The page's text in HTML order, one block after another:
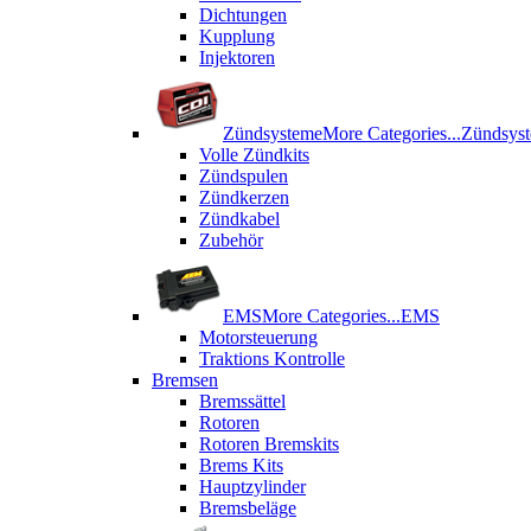
Dichtungen
Kupplung
Injektoren
ZündsystemeMore Categories...
Volle Zündkits
Zündspulen
Zündkerzen
Zündkabel
Zubehör
EMSMore Categories...EMS
Motorsteuerung
Traktions Kontrolle
Bremsen
Bremssättel
Rotoren
Rotoren Bremskits
Brems Kits
Hauptzylinder
Bremsbeläge